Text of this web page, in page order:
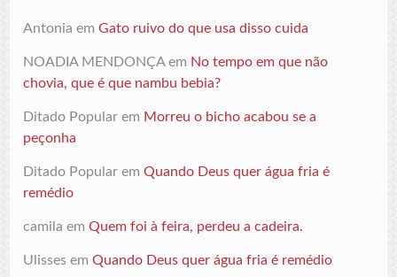
Antonia emGato ruivo do que usa disso cuida
NOADIA MENDONÇA em No tempo em que não
chovia, que é que nambu bebia?
Ditado Popular em Morreu o bicho acabou se a
peçonha
Ditado Popular emQuando Deus quer água fria é
remédio
camila emQuem foi à feira, perdeu a cadeira.
Ulisses emQuando Deus quer água fria é remédio